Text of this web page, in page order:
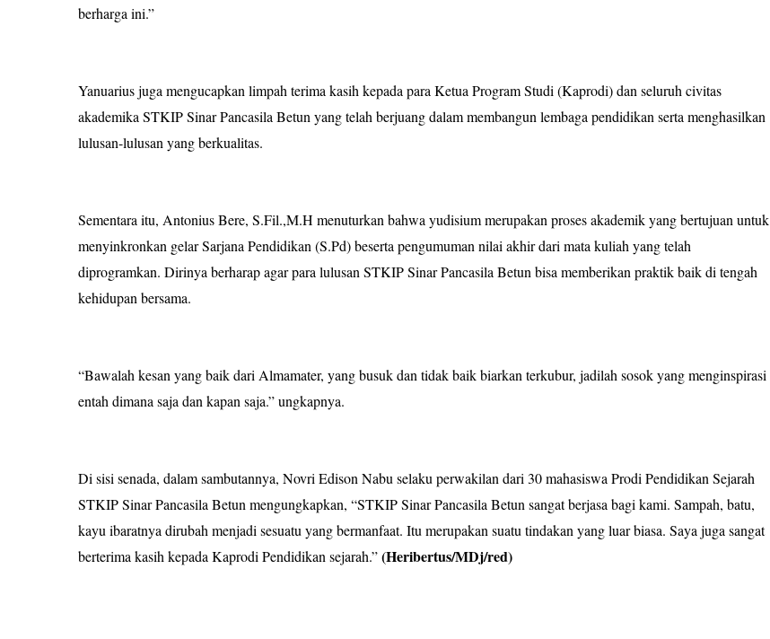
berharga ini.”
Yanuarius juga mengucapkan limpah terima kasih kepada para Ketua Program Studi (Kaprodi) dan seluruh civitas
akademika STKIP Sinar Pancasila Betun yang telah berjuang dalam membangun lembaga pendidikan serta menghasilkan
lulusan-lulusan yang berkualitas.
Sementara itu, Antonius Bere, S.Fil.,M.H menuturkan bahwa yudisium merupakan proses akademik yang bertujuan untuk
menyinkronkan gelar Sarjana Pendidikan (S.Pd) beserta pengumuman nilai akhir dari mata kuliah yang telah
diprogramkan. Dirinya berharap agar para lulusan STKIP Sinar Pancasila Betun bisa memberikan praktik baik di tengah
kehidupan bersama.
“Bawalah kesan yang baik dari Almamater, yang busuk dan tidak baik biarkan terkubur, jadilah sosok yang menginspirasi
entah dimana saja dan kapan saja.” ungkapnya.
Di sisi senada, dalam sambutannya, Novri Edison Nabu selaku perwakilan dari 30 mahasiswa Prodi Pendidikan Sejarah
STKIP Sinar Pancasila Betun mengungkapkan, “STKIP Sinar Pancasila Betun sangat berjasa bagi kami. Sampah, batu,
kayu ibaratnya dirubah menjadi sesuatu yang bermanfaat. Itu merupakan suatu tindakan yang luar biasa. Saya juga sangat
berterima kasih kepada Kaprodi Pendidikan sejarah.”(Heribertus/MDj/red)